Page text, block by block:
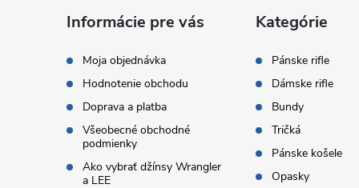
Informácie pre vás
Moja objednávka
Hodnotenie obchodu
Doprava a platba
Všeobecné obchodné
podmienky
Ako vybrať džínsy Wrangler
a LEE
Kategórie
Pánske rifle
Dámske rifle
Bundy
Tričká
Pánske košele
Opasky